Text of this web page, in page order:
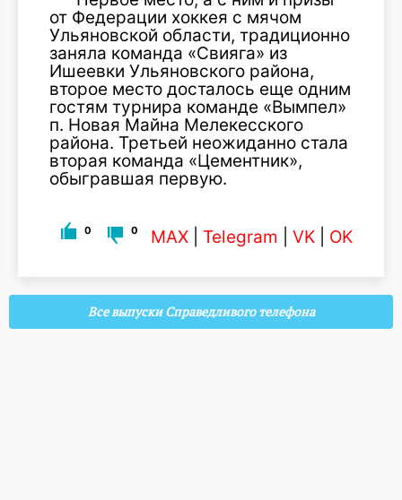
от Федерации хоккея с мячом
Ульяновской области, традиционно
заняла команда «Свияга» из
Ишеевки Ульяновского района,
второе место досталось еще одним
гостям турнира команде «Вымпел»
п. Новая Майна Мелекесского
района. Третьей неожиданно стала
вторая команда «Цементник»,
обыгравшая первую.
0 0 MAX Telegram VK OK
Все выпуски Справедливого телефона